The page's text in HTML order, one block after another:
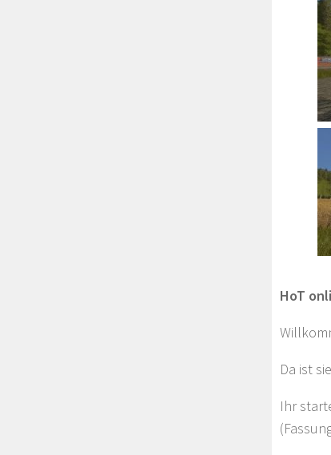
HoT
Da ist
Ihr